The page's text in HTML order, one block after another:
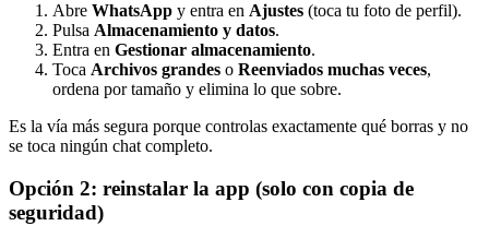
Abre WhatsApp y entra en Ajustes (toca tu foto de perfil).
Pulsa Almacenamiento y datos.
Entra en Gestionar almacenamiento.
Toca Archivos grandes o Reenviados muchas veces,
ordena por tamaño y elimina lo que sobre.
Es la vía más segura porque controlas exactamente qué borras y no
se toca ningún chat completo.
Opción 2: reinstalar la app (solo con copia de
seguridad)